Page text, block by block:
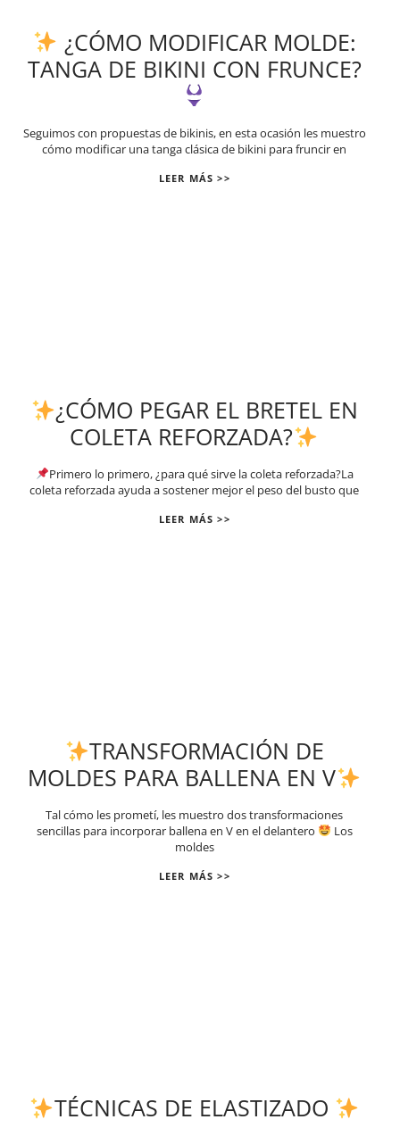
¿CÓMO MODIFICAR MOLDE:
TANGA DE BIKINI CON FRUNCE?
Seguimos con propuestas de bikinis, en esta ocasión les muestro
cómo modificar una tanga clásica de bikini para fruncir en
LEER MÁS >>
¿CÓMO PEGAR EL BRETEL EN
COLETA REFORZADA?
Primero lo primero, ¿para qué sirve la coleta reforzada?La
coleta reforzada ayuda a sostener mejor el peso del busto que
LEER MÁS >>
TRANSFORMACIÓN DE
MOLDES PARA BALLENA EN V
Tal cómo les prometí, les muestro dos transformaciones
sencillas para incorporar ballena en V en el delantero
Los
moldes
LEER MÁS >>
TÉCNICAS DE ELASTIZADO